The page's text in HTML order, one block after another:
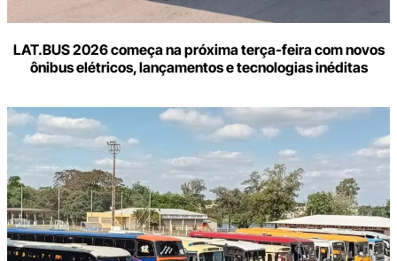
LAT.BUS 2026 começa na próxima terça-feira com novos
ônibus elétricos, lançamentos e tecnologias inéditas